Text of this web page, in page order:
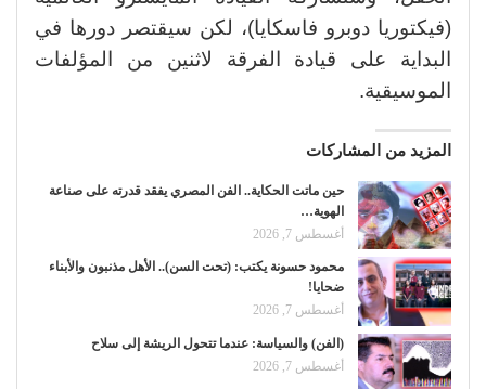
(فيكتوريا دوبرو فاسكايا)، لكن سيقتصر دورها في
البداية على قيادة الفرقة لاثنين من المؤلفات
الموسيقية.
المزيد من المشاركات
حين ماتت الحكاية.. الفن المصري يفقد قدرته على صناعة
الهوية…
أغسطس 7, 2026
محمود حسونة يكتب: (تحت السن).. الأهل مذنبون والأبناء
ضحايا!
أغسطس 7, 2026
(الفن) والسياسة: عندما تتحول الريشة إلى سلاح
أغسطس 7, 2026